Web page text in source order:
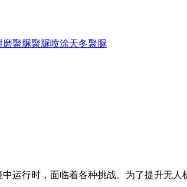
磨聚脲聚脲喷涂天冬聚脲
行时，面临着各种挑战。为了提升无人